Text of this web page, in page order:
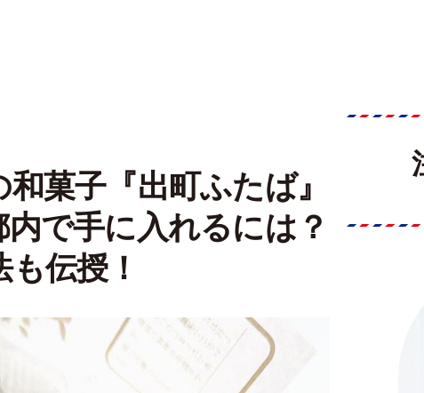
菓子『出町ふたば』
で手に入れるには？
伝授！